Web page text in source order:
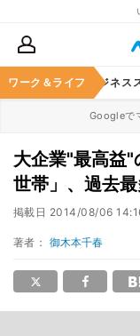
ワーク＆ライフ
キャリア ビジネス
Googleで
大企業"最高益
世帯」、過去
掲載日 2014/08/06
著者： 御木本千春